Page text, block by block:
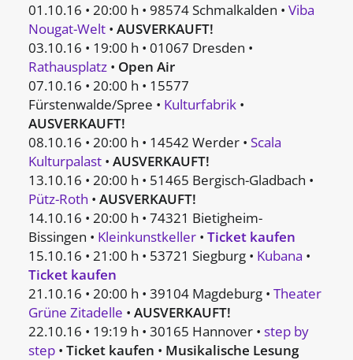
01.10.16 • 20:00 h • 98574 Schmalkalden • Viba
Nougat-Welt • AUSVERKAUFT!
03.10.16 • 19:00 h • 01067 Dresden •
Rathausplatz • Open Air
07.10.16 • 20:00 h • 15577
Fürstenwalde/Spree • Kulturfabrik •
AUSVERKAUFT!
08.10.16 • 20:00 h • 14542 Werder • Scala
Kulturpalast • AUSVERKAUFT!
13.10.16 • 20:00 h • 51465 Bergisch-Gladbach •
Pütz-Roth • AUSVERKAUFT!
14.10.16 • 20:00 h • 74321 Bietigheim-
Bissingen • Kleinkunstkeller • Ticket kaufen
15.10.16 • 21:00 h • 53721 Siegburg • Kubana •
Ticket kaufen
21.10.16 • 20:00 h • 39104 Magdeburg • Theater
Grüne Zitadelle • AUSVERKAUFT!
22.10.16 • 19:19 h • 30165 Hannover • step by
step • Ticket kaufen • Musikalische Lesung